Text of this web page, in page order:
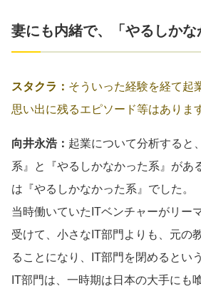
妻にも内緒で、「やるしか
スタクラ： そういった経験を経て起
思い出に残るエピソード等はありま
向井永浩： 起業について分析すると
系』と『やるしかなかった系』があ
は『やるしかなかった系』でした。
当時働いていたITベンチャーがリー
受けて、小さなIT部門よりも、元の
ることになり、IT部門を閉めるとい
IT部門は、一時期は日本の大手にも